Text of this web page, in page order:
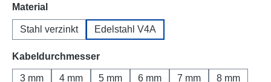
Materialauswählen
Stahl verzinkt Edelstahl V4A
Kabeldurchmesserauswählen
3 mm 4 mm 5 mm 6 mm 7 mm
8 mm